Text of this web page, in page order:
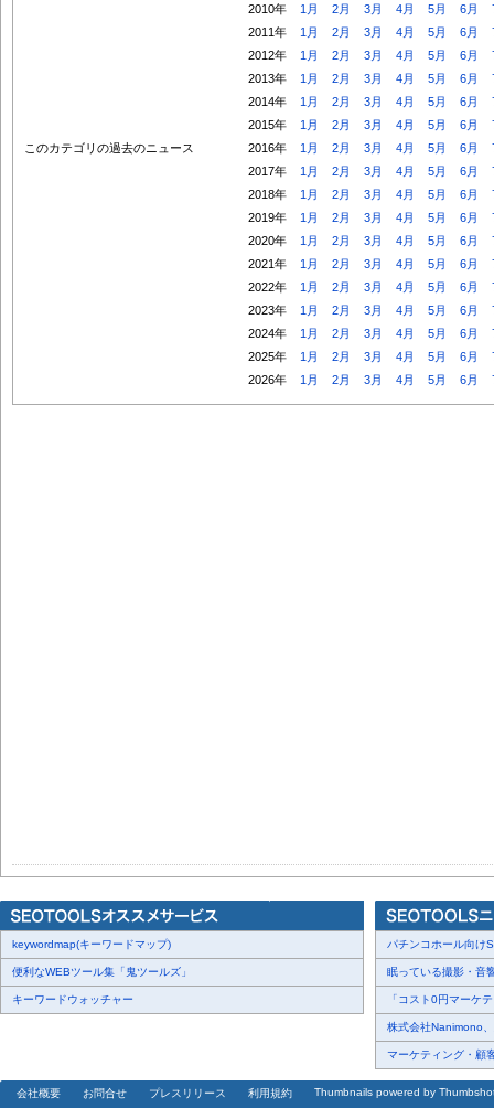
このカテゴリの過去のニュース
2010年 1月 2月 3月 4月 5月 6月
2011年
1月 2月 3月 4月 5月 6月
2012年
1月 2月 3月 4月 5月 6月
2013年
1月 2月 3月 4月 5月 6月
2014年
1月 2月 3月 4月 5月 6月
2015年
1月 2月 3月 4月 5月 6月
2016年
1月 2月 3月 4月 5月 6月
2017年
1月 2月 3月 4月 5月 6月
2018年
1月 2月 3月 4月 5月 6月
2019年
1月 2月 3月 4月 5月 6月
2020年
1月 2月 3月 4月 5月 6月
2021年
1月 2月 3月 4月 5月 6月
2022年
1月 2月 3月 4月 5月 6月
2023年
1月 2月 3月 4月 5月 6月
2024年
1月 2月 3月 4月 5月 6月
2025年
1月 2月 3月 4月 5月 6月
2026年
1月 2月 3月 4月 5月 6月
keywordmap(キーワードマップ)
便利なWEBツール集「鬼ツールズ」
キーワードウォッチャー
パチンコホール向け
眠っている撮影・音
「コスト0円マーケ
株式会社Nanimono
マーケティング・顧
会社概要 お問合せ プレスリリース 利用規約 Thumbnails powered by